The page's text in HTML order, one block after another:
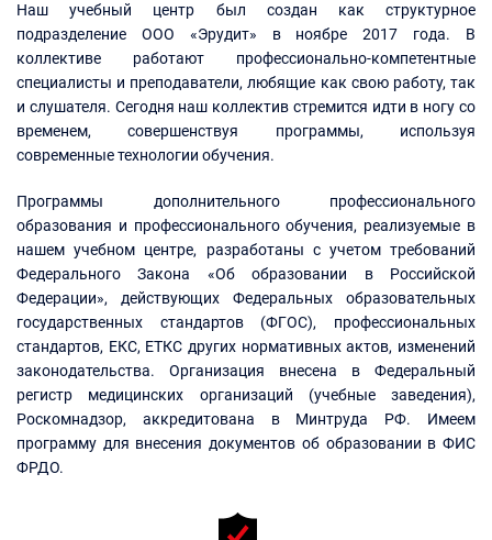
Наш учебный центр был создан как структурное
подразделение ООО «Эрудит» в ноябре 2017 года. В
коллективе работают профессионально-компетентные
специалисты и преподаватели, любящие как свою работу, так
и слушателя. Сегодня наш коллектив стремится идти в ногу со
временем, совершенствуя программы, используя
современные технологии обучения.
Программы дополнительного профессионального
образования и профессионального обучения, реализуемые в
нашем учебном центре, разработаны с учетом требований
Федерального Закона «Об образовании в Российской
Федерации», действующих Федеральных образовательных
государственных стандартов (ФГОС), профессиональных
стандартов, ЕКС, ЕТКС других нормативных актов, изменений
законодательства. Организация внесена в Федеральный
регистр медицинских организаций (учебные заведения),
Роскомнадзор, аккредитована в Минтруда РФ. Имеем
программу для внесения документов об образовании в ФИС
ФРДО.